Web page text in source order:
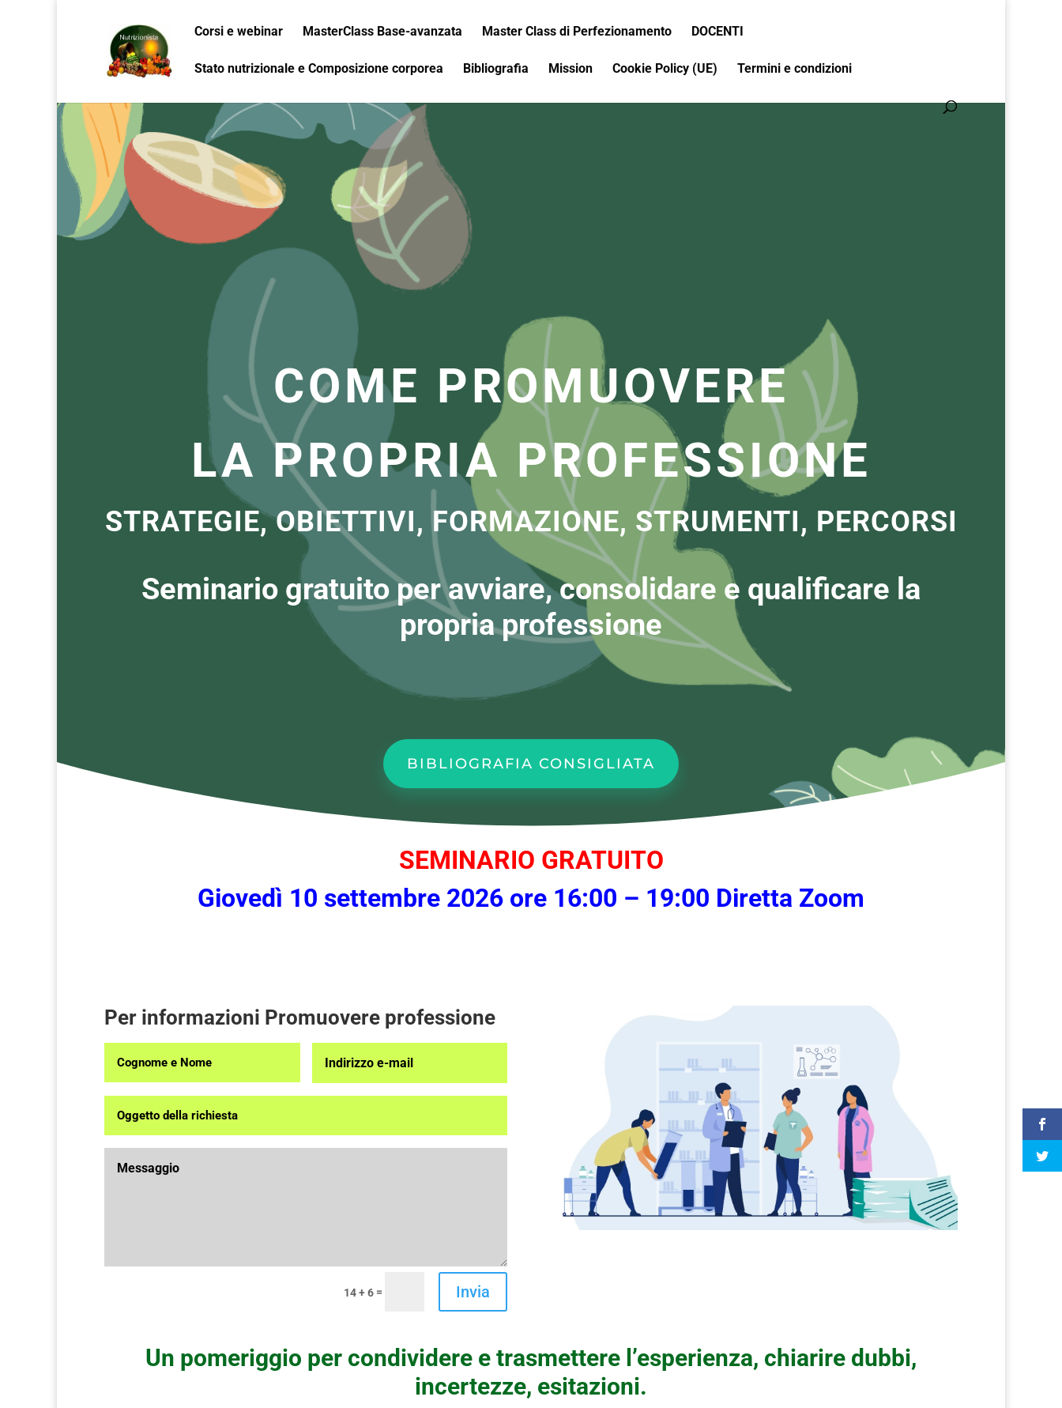
Corsi e webinar MasterClass Base-avanzata Master Class di Perfezionamento DOCENTI
Stato nutrizionale e Composizione corporea Bibliografia Mission Cookie Policy (UE) Termini e condizioni
COME PROMUOVERE
LA PROPRIA PROFESSIONE
STRATEGIE, OBIETTIVI, FORMAZIONE, STRUMENTI, PERCORSI
Seminario gratuito per avviare, consolidare e qualificare la
propria professione
BIBLIOGRAFIA CONSIGLIATA
SEMINARIO GRATUITO
Giovedì 10 settembre 2026 ore 16:00 – 19:00 Diretta Zoom
Per informazioni Promuovere professione
14 + 6 = Invia
Un pomeriggio per condividere e trasmettere l’esperienza, chiarire dubbi,
incertezze, esitazioni.